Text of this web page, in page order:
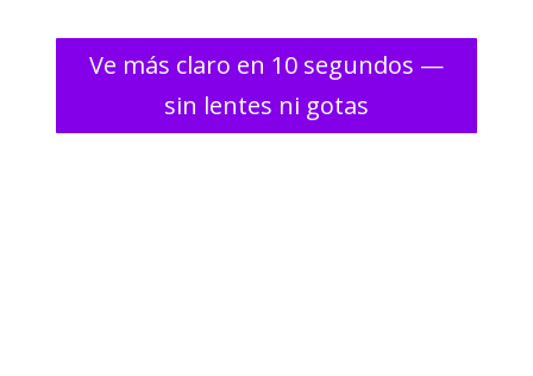
Ve más claro en 10 segundos —
sin lentes ni gotas